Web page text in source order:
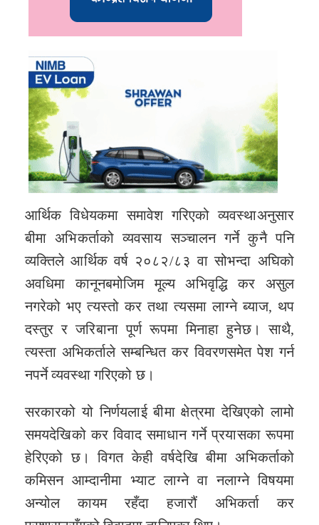
आर्थिक विधेयकमा समावेश गरिएको व्यवस्थाअनुसार
बीमा अभिकर्ताको व्यवसाय सञ्चालन गर्ने कुनै पनि
व्यक्तिले आर्थिक वर्ष २०८२/८३ वा सोभन्दा अघिको
अवधिमा कानूनबमोजिम मूल्य अभिवृद्धि कर असुल
नगरेको भए त्यस्तो कर तथा त्यसमा लाग्ने ब्याज, थप
दस्तुर र जरिबाना पूर्ण रूपमा मिनाहा हुनेछ। साथै,
त्यस्ता अभिकर्ताले सम्बन्धित कर विवरणसमेत पेश गर्न
नपर्ने व्यवस्था गरिएको छ।
सरकारको यो निर्णयलाई बीमा क्षेत्रमा देखिएको लामो
समयदेखिको कर विवाद समाधान गर्ने प्रयासका रूपमा
हेरिएको छ। विगत केही वर्षदेखि बीमा अभिकर्ताको
कमिसन आम्दानीमा भ्याट लाग्ने वा नलाग्ने विषयमा
अन्योल कायम रहँदा हजारौं अभिकर्ता कर